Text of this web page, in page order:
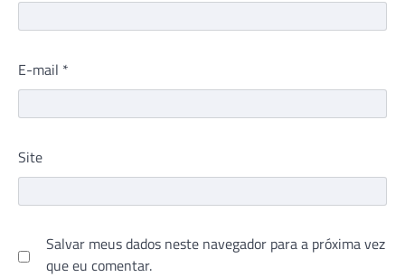
E-mail *
Site
Salvar meus dados neste navegador para a próxima vez
que eu comentar.